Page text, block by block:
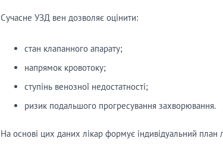
Сучасне УЗД вен дозволяє оцінити:
стан клапанного апарату;
напрямок кровотоку;
ступінь венозної недостатності;
ризик подальшого прогресування захворювання.
На основі цих даних лікар формує індивідуальний план